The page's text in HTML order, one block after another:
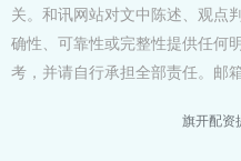
关。和讯网站对文中陈述、观点
确性、可靠性或完整性提供任何
考，并请自行承担全部责任。邮
旗开配资